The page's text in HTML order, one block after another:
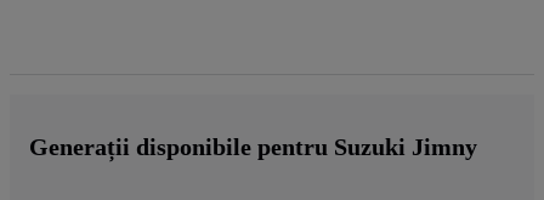
Generații disponibile pentru Suzuki Jimny